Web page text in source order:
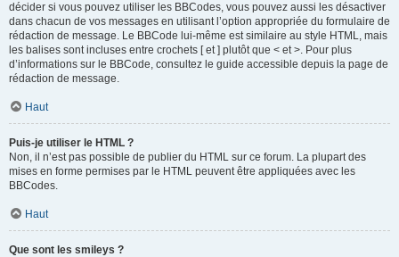
décider si vous pouvez utiliser les BBCodes, vous pouvez aussi les désactiver
dans chacun de vos messages en utilisant l’option appropriée du formulaire de
rédaction de message. Le BBCode lui-même est similaire au style HTML, mais
les balises sont incluses entre crochets [ et ] plutôt que < et >. Pour plus
d’informations sur le BBCode, consultez le guide accessible depuis la page de
rédaction de message.
Haut
Puis-je utiliser le HTML ?
Non, il n’est pas possible de publier du HTML sur ce forum. La plupart des
mises en forme permises par le HTML peuvent être appliquées avec les
BBCodes.
Haut
Que sont les smileys ?